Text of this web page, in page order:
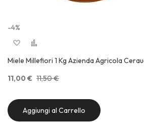
-4%
Aggiungi alla lista desideri
Miele Millefiori 1 Kg Azienda Agricola
11,00 € 11,50 €
Aggiungi al Carrello